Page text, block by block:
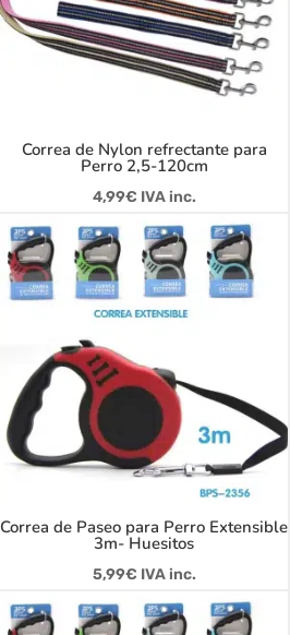
Correa de Nylon refrectante para
Perro 2,5-120cm
4,99€ IVA inc.
Correa de Paseo para Perro Extensible
3m- Huesitos
5,99€ IVA inc.